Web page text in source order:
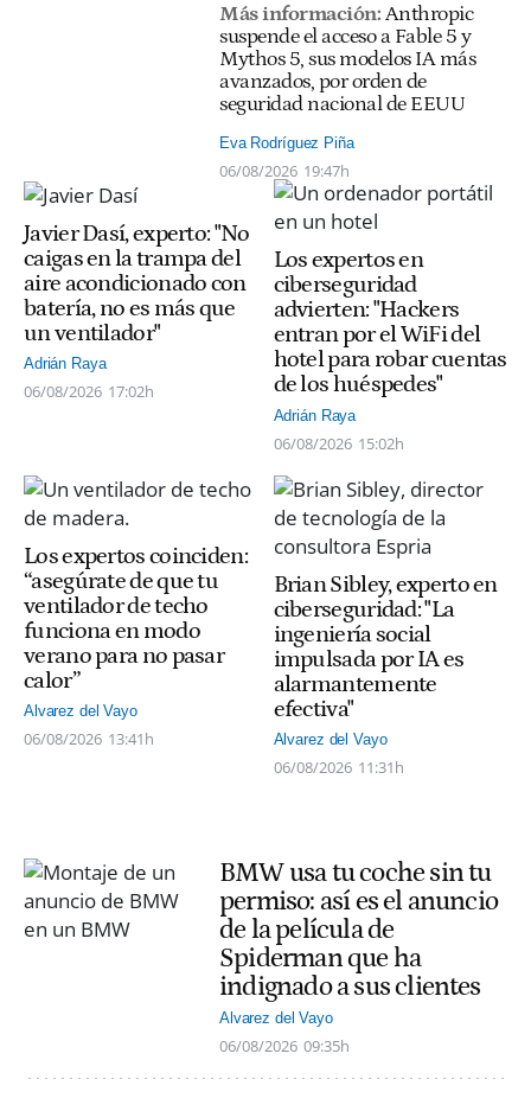
Más información: Anthropic
suspende el acceso a Fable 5 y
Mythos 5, sus modelos IA más
avanzados, por orden de
seguridad nacional de EEUU
Eva Rodríguez Piña
06/08/2026 19:47h
Javier Dasí, experto: "No
caigas en la trampa del
aire acondicionado con
batería, no es más que
un ventilador"
Adrián Raya
06/08/2026 17:02h
Los expertos en
ciberseguridad
advierten: "Hackers
entran por el WiFi del
hotel para robar cuentas
de los huéspedes"
Adrián Raya
06/08/2026 15:02h
Los expertos coinciden:
“asegúrate de que tu
ventilador de techo
funciona en modo
verano para no pasar
calor”
Alvarez del Vayo
06/08/2026 13:41h
Brian Sibley, experto en
ciberseguridad: "La
ingeniería social
impulsada por IA es
alarmantemente
efectiva"
Alvarez del Vayo
06/08/2026 11:31h
BMW usa tu coche sin tu
permiso: así es el anuncio
de la película de
Spiderman que ha
indignado a sus clientes
Alvarez del Vayo
06/08/2026 09:35h